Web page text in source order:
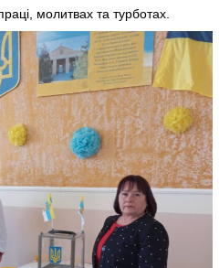
молитвах та турботах.